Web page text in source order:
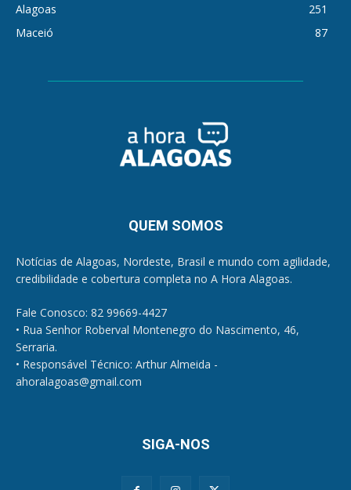
Alagoas
251
Maceió
87
QUEM SOMOS
Notícias de Alagoas, Nordeste, Brasil e mundo com agilidade,
credibilidade e cobertura completa no A Hora Alagoas.
Fale Conosco: 82 99669-4427
• Rua Senhor Roberval Montenegro do Nascimento, 46,
Serraria.
• Responsável Técnico: Arthur Almeida -
ahoralagoas@gmail.com
SIGA-NOS